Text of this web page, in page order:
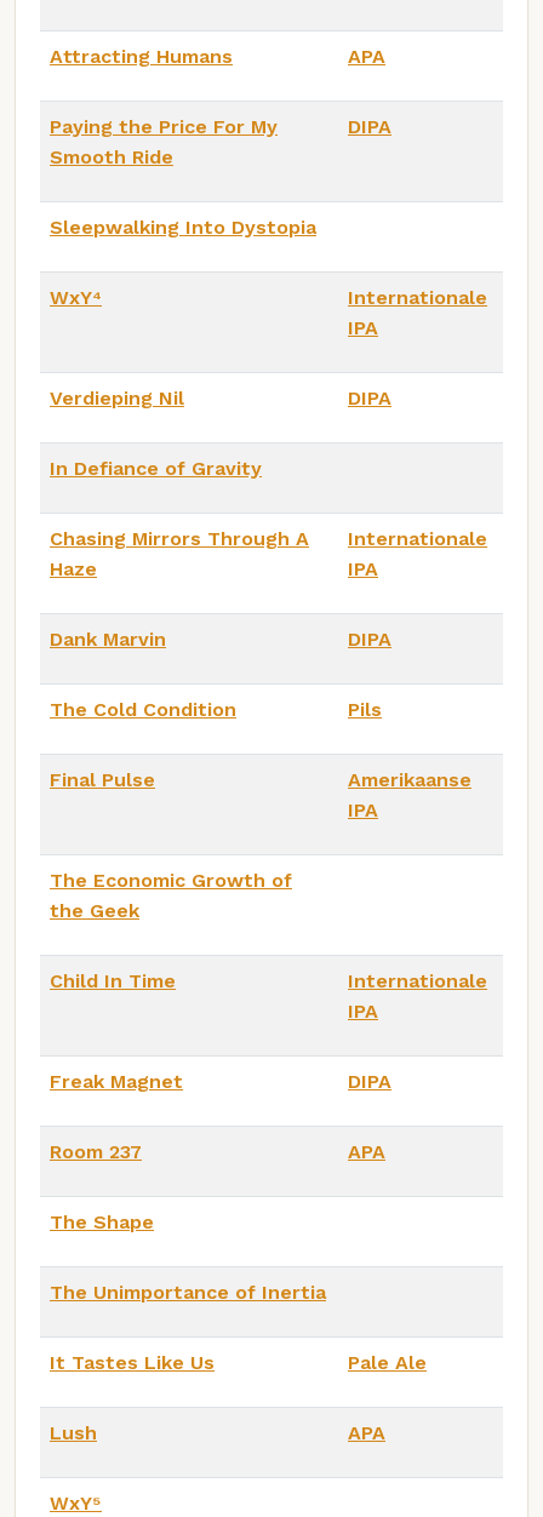
Attracting Humans APA
Paying the Price For My
Smooth Ride
DIPA
Sleepwalking Into Dystopia
WxY⁴
Internationale
IPA
Verdieping Nil DIPA
In Defiance of Gravity
Chasing Mirrors Through A
Haze
Internationale
IPA
Dank Marvin DIPA
The Cold Condition Pils
Final Pulse
Amerikaanse
IPA
The Economic Growth of
the Geek
Child In Time
Internationale
IPA
Freak Magnet DIPA
Room 237 APA
The Shape
The Unimportance of Inertia
It Tastes Like Us Pale Ale
Lush APA
WxY⁵